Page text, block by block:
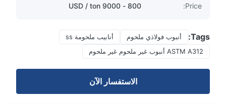
Price:
Tags: أنبوب فولاذي ملحوم
أنابيب ملحومة ss
ASTM A312 أنبوب غير ملحوم غير ملحوم
الاستفسار الآن